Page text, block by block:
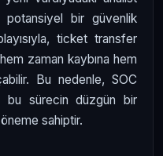
potansiyel bir güvenlik
ticket transfer
zaman kaybına hem
Bu nedenle, SOC
bu sürecin düzgün bir
sahiptir.